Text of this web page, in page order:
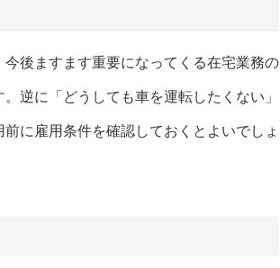
後ますます重要になってくる在宅業務の
逆に「どうしても車を運転したくない」
に雇用条件を確認しておくとよいでしょ